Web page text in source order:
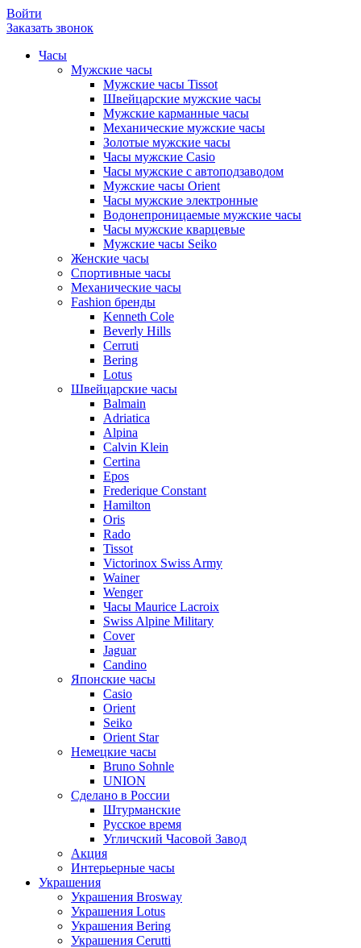
Войти
Заказать звонок
Часы
Мужские часы
Мужские часы Tissot
Швейцарские мужские часы
Мужские карманные часы
Механические мужские часы
Золотые мужские часы
Часы мужские Casio
Часы мужские с автоподзаводом
Мужские часы Orient
Часы мужские электронные
Водонепроницаемые мужские часы
Часы мужские кварцевые
Мужские часы Seiko
Женские часы
Спортивные часы
Механические часы
Fashion бренды
Kenneth Cole
Beverly Hills
Cerruti
Bering
Lotus
Швейцарские часы
Balmain
Adriatica
Alpina
Calvin Klein
Certina
Epos
Frederique Constant
Hamilton
Oris
Rado
Tissot
Victorinox Swiss Army
Wainer
Wenger
Часы Maurice Lacroix
Swiss Alpine Military
Cover
Jaguar
Candino
Японские часы
Casio
Orient
Seiko
Orient Star
Немецкие часы
Bruno Sohnle
UNION
Сделано в России
Штурманские
Русское время
Угличский Часовой Завод
Акция
Интерьерные часы
Украшения
Украшения Brosway
Украшения Lotus
Украшения Bering
Украшения Cerutti